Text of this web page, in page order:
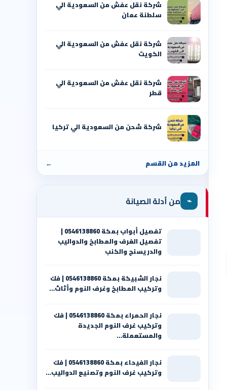
شركة نقل عفش من السعودية الي
سلطنة عمان
شركة نقل عفش من السعودية الي
الكويت
شركة نقل عفش من السعودية الي
قطر
شركة شحن من السعودية الي تركيا
المزيد من القسم ←
⌁ من أدلة الصيانة
تفصيل أبواب بمكة 0546138860 |
تفصيل الغرف والمطابخ والدواليب
والدريسنج والكنب
نجار الشبيكة بمكة 0546138860⁩ | فك
وتركيب المطابخ وغرف النوم وأثاث…
نجار الحمراء بمكة 0546138860⁩ | فك
وتركيب غرف النوم الجديدة
والمستعملة…
نجار الفيحاء بمكة 0546138860⁩ | فك
وتركيب غرف النوم وتصنيع الدواليب…